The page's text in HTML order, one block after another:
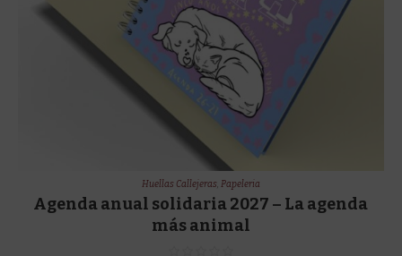
Huellas Callejeras, Papeleria
Agenda anual solidaria 2027 – La agenda
más animal